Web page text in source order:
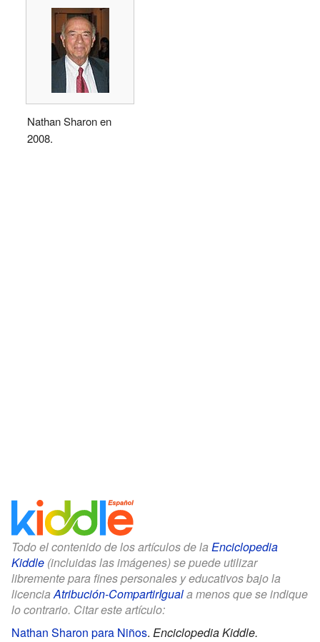
Nathan Sharon en
2008.
Todo el contenido de los artículos de la Enciclopedia
Kiddle (incluidas las imágenes) se puede utilizar
libremente para fines personales y educativos bajo la
licenciaAtribución-CompartirIguala menos que se indique
lo contrario. Citar este artículo:
Nathan Sharon para Niños. Enciclopedia Kiddle.